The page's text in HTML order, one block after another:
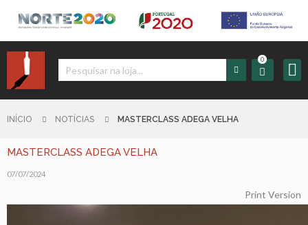
0
Sessão
INÍCIO NOTÍCIAS MASTERCLASS ADEGA VELHA
MASTERCLASS ADEGA VELHA
07/07/2024
Print Version